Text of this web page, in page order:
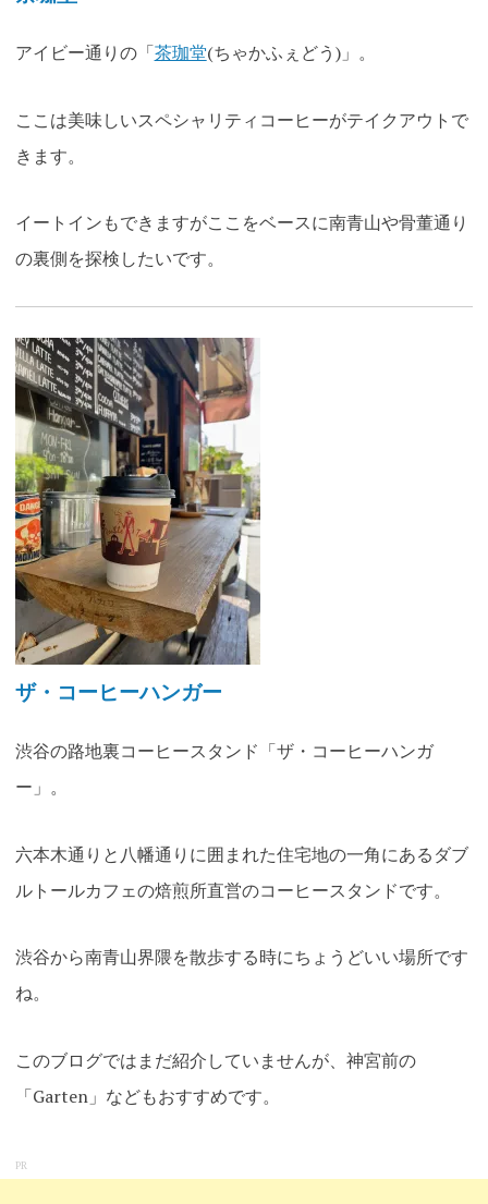
アイビー通りの「茶珈堂(ちゃかふぇどう)」。
ここは美味しいスペシャリティコーヒーがテイクアウトで
きます。
イートインもできますがここをベースに南青山や骨董通り
の裏側を探検したいです。
ザ・コーヒーハンガー
渋谷の路地裏コーヒースタンド「ザ・コーヒーハンガ
ー」。
六本木通りと八幡通りに囲まれた住宅地の一角にあるダブ
ルトールカフェの焙煎所直営のコーヒースタンドです。
渋谷から南青山界隈を散歩する時にちょうどいい場所です
ね。
このブログではまだ紹介していませんが、神宮前の
「Garten」などもおすすめです。
PR